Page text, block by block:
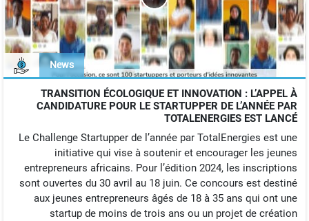
News
TRANSITION ÉCOLOGIQUE ET INNOVATION : L’APPEL À
CANDIDATURE POUR LE STARTUPPER DE L’ANNÉE PAR
TOTALENERGIES EST LANCÉ
Le Challenge Startupper de l’année par TotalEnergies est une
initiative qui vise à soutenir et encourager les jeunes
entrepreneurs africains. Pour l’édition 2024, les inscriptions
sont ouvertes du 30 avril au 18 juin. Ce concours est destiné
aux jeunes entrepreneurs âgés de 18 à 35 ans qui ont une
startup de moins de trois ans ou un projet de création